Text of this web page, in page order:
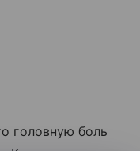
головную боль